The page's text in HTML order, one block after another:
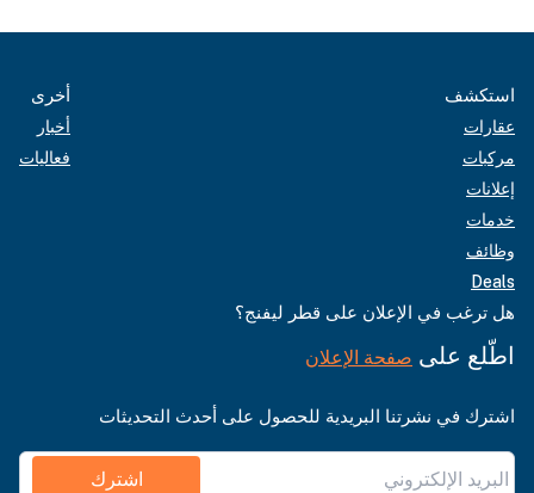
استكشف
عقارات
مركبات
إعلانات
خدمات
وظائف
Deals
أخرى
أخبار
فعاليات
هل ترغب في الإعلان على قطر ليفنج؟
اطّلع على صفحة الإعلان
اشترك في نشرتنا البريدية للحصول على أحدث التحديثات
اشترك